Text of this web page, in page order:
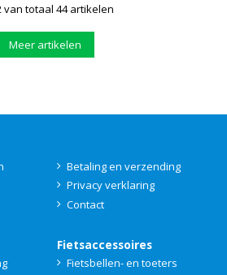
van totaal 44 artikelen
Meer artikelen
Betaling en verzending
Privacy verklaring
Contact
Fietsaccessoires
Fietsbellen- en toeters